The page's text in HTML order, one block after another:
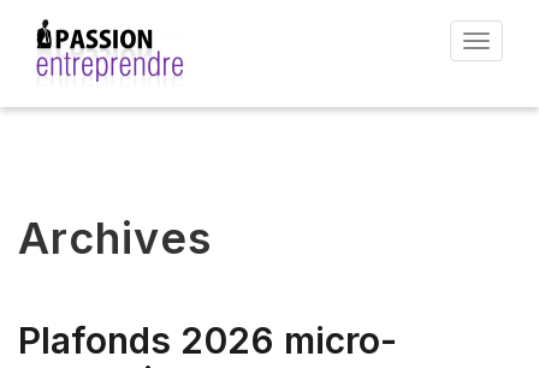
Toggle
Archives
Plafonds 2026 micro-